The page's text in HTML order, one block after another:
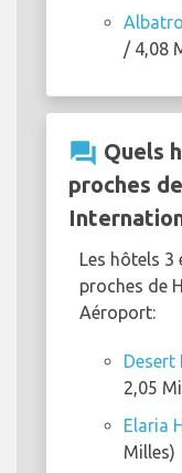
/ 4,08
question_answer Quels
proches
Les hôtels 3
proches de
Aéroport:
Desert
2,05
Elaria
Milles)